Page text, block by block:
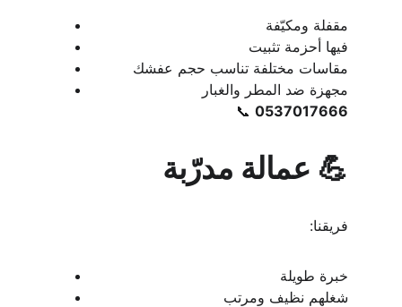
مقفلة ومكيّفة
فيها أحزمة تثبيت
مقاسات مختلفة تناسب حجم عفشك
مجهزة ضد المطر والغبار
📞 0537017666
💪 عمالة مدرّبة
فريقنا:
خبرة طويلة
شغلهم نظيف ومرتب